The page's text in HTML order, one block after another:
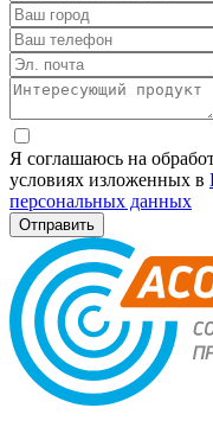
Я соглашаюсь на
условиях изложенных в
персональных данных